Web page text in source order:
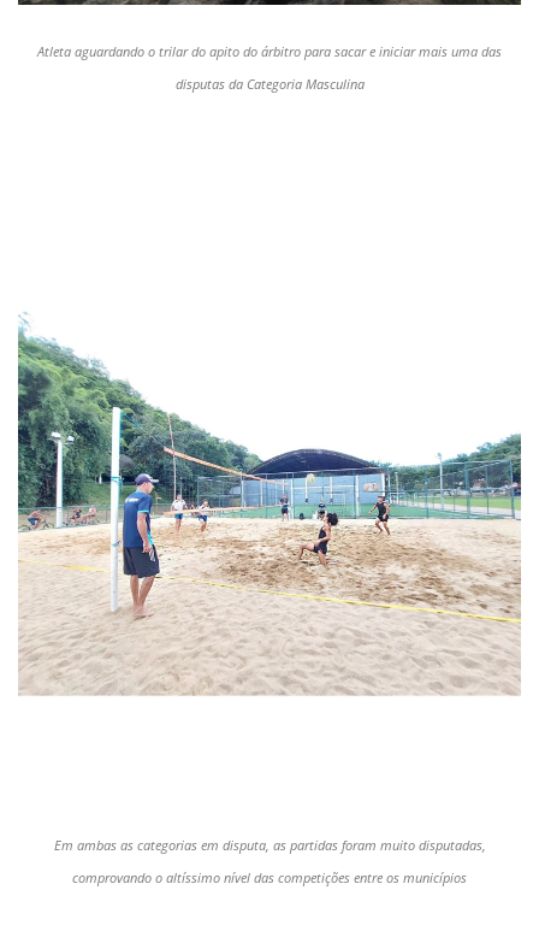
Atleta aguardando o trilar do apito do árbitro para sacar e iniciar mais uma das
disputas da Categoria Masculina
Em ambas as categorias em disputa, as partidas foram muito disputadas,
comprovando o altíssimo nível das competições entre os municípios